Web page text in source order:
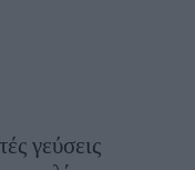
γεύσεις